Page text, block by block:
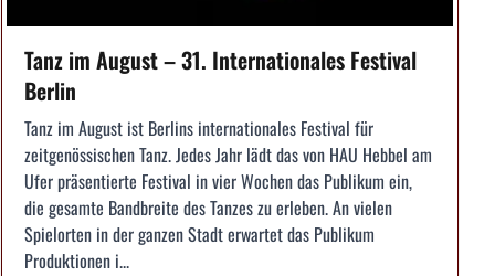
Tanz im August – 31. Internationales Festival
Berlin
Tanz im August ist Berlins internationales Festival für
zeitgenössischen Tanz. Jedes Jahr lädt das von HAU Hebbel am
Ufer präsentierte Festival in vier Wochen das Publikum ein,
die gesamte Bandbreite des Tanzes zu erleben. An vielen
Spielorten in der ganzen Stadt erwartet das Publikum
Produktionen i...